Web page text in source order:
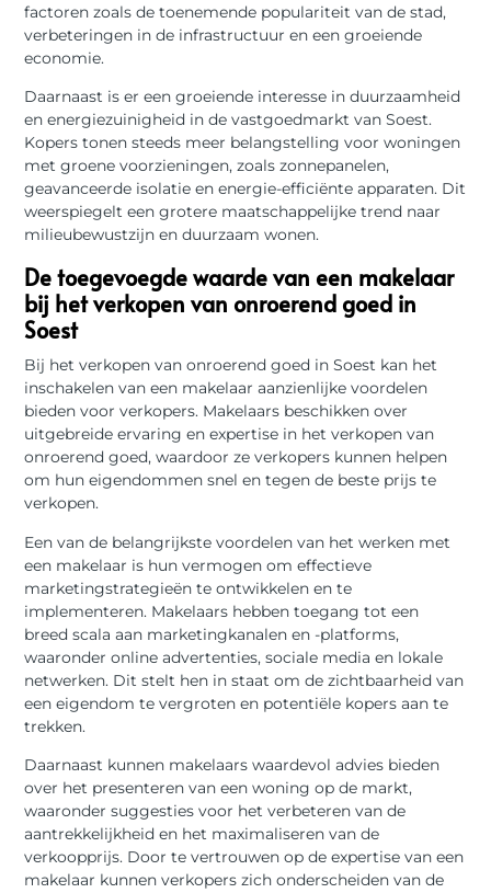
factoren zoals de toenemende populariteit van de stad,
verbeteringen in de infrastructuur en een groeiende
economie.
Daarnaast is er een groeiende interesse in duurzaamheid
en energiezuinigheid in de vastgoedmarkt van Soest.
Kopers tonen steeds meer belangstelling voor woningen
met groene voorzieningen, zoals zonnepanelen,
geavanceerde isolatie en energie-efficiënte apparaten. Dit
weerspiegelt een grotere maatschappelijke trend naar
milieubewustzijn en duurzaam wonen.
De toegevoegde waarde van een makelaar
bij het verkopen van onroerend goed in
Soest
Bij het verkopen van onroerend goed in Soest kan het
inschakelen van een makelaar aanzienlijke voordelen
bieden voor verkopers. Makelaars beschikken over
uitgebreide ervaring en expertise in het verkopen van
onroerend goed, waardoor ze verkopers kunnen helpen
om hun eigendommen snel en tegen de beste prijs te
verkopen.
Een van de belangrijkste voordelen van het werken met
een makelaar is hun vermogen om effectieve
marketingstrategieën te ontwikkelen en te
implementeren. Makelaars hebben toegang tot een
breed scala aan marketingkanalen en -platforms,
waaronder online advertenties, sociale media en lokale
netwerken. Dit stelt hen in staat om de zichtbaarheid van
een eigendom te vergroten en potentiële kopers aan te
trekken.
Daarnaast kunnen makelaars waardevol advies bieden
over het presenteren van een woning op de markt,
waaronder suggesties voor het verbeteren van de
aantrekkelijkheid en het maximaliseren van de
verkoopprijs. Door te vertrouwen op de expertise van een
makelaar kunnen verkopers zich onderscheiden van de